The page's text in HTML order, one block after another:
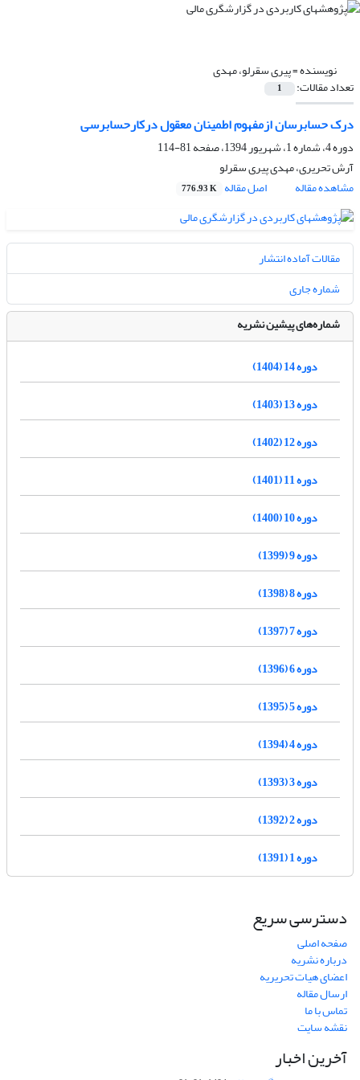
نویسنده =پیری سقرلو، مهدی
تعداد مقالات: 1
درک حسابرسان ازمفهوم اطمینان معقول درکارحسابرسی
دوره 4، شماره 1، شهریور 1394، صفحه
81-114
آرش تحریری، مهدی پیری سقرلو
مشاهده مقاله
اصل مقاله 776.93 K
مقالات آماده انتشار
شماره جاری
شماره‌های پیشین نشریه
دوره 14 (1404)
دوره 13 (1403)
دوره 12 (1402)
دوره 11 (1401)
دوره 10 (1400)
دوره 9 (1399)
دوره 8 (1398)
دوره 7 (1397)
دوره 6 (1396)
دوره 5 (1395)
دوره 4 (1394)
دوره 3 (1393)
دوره 2 (1392)
دوره 1 (1391)
دسترسی سریع
صفحه اصلی
درباره نشریه
اعضای هیات تحریریه
ارسال مقاله
تماس با ما
نقشه سایت
آخرین اخبار